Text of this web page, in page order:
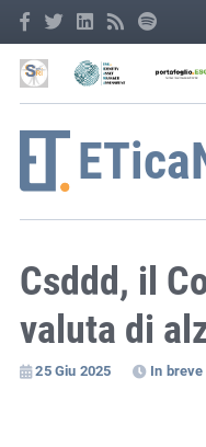
Csddd, il
valuta di
25 Giu 2025 In breve